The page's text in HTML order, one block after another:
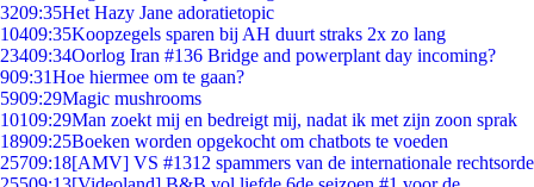
3209:35Het Hazy Jane adoratietopic
10409:35Koopzegels sparen bij AH duurt straks 2x zo lang
23409:34Oorlog Iran #136 Bridge and powerplant day incoming?
909:31Hoe hiermee om te gaan?
5909:29Magic mushrooms
10109:29Man zoekt mij en bedreigt mij, nadat ik met zijn zoon sprak
18909:25Boeken worden opgekocht om chatbots te voeden
25709:18[AMV] VS #1312 spammers van de internationale rechtsorde